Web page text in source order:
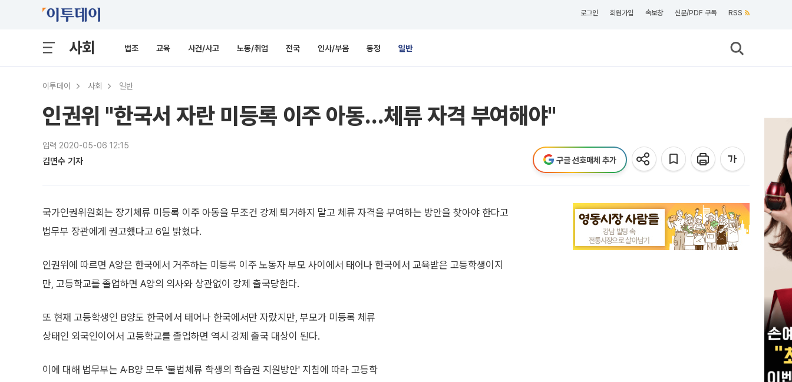
로그인 회원가입 속보창 신문/PDF 구독 RSS
사회 법조 교육 사건/사고 노동/취업 전국 인사/부음 동정 일반
이투데이 사회 일반
인권위 "한국서 자란 미등록 이주 아동…체류 자격 부여해야"
입력 2020-05-06 12:15
김면수 기자 구글 선호매체 추가
국가인권위원회는 장기체류 미등록 이주 아동을 무조건 강제 퇴거하지 말고 체류 자격을 부여하는 방안을 찾아야 한다고
법무부 장관에게 권고했다고 6일 밝혔다.
인권위에 따르면 A양은 한국에서 거주하는 미등록 이주 노동자 부모 사이에서 태어나 한국에서 교육받은 고등학생이지
만, 고등학교를 졸업하면 A양의 의사와 상관없이 강제 출국당한다.
또 현재 고등학생인 B양도 한국에서 태어나 한국에서만 자랐지만, 부모가 미등록 체류
상태인 외국인이어서 고등학교를 졸업하면 역시 강제 출국 대상이 된다.
이에 대해 법무부는 A·B양 모두 '불법체류 학생의 학습권 지원방안' 지침에 따라 고등학